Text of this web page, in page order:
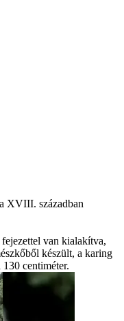
XVIII. században
van kialakítva,
készült, a karing
centiméter.